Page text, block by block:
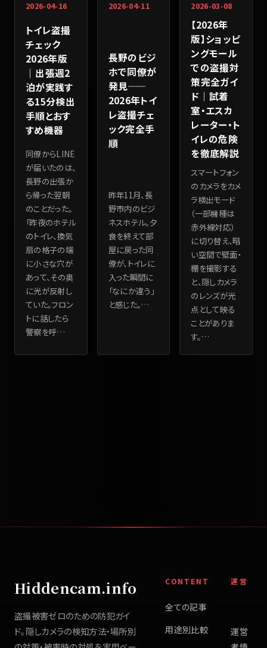
2026-04-16
トイレ盗撮
チェック
2026年版
｜出張週2
泊が実践す
る15分検出
手順とおす
すめ機器
同僚からLINE
が届いたのは、
長野の出張か
ら帰った翌朝
のことだった。
「昨夜のホテル
のトイレ、換気
扇の格子の端
に小さな穴が
あって、その奥
に光が反射し
ていた。フロン
トに話したら
警察を呼…
2026-04-11
長野のビジ
ホで同僚が
発見——
2026年トイ
レ盗撮チェ
ック完全手
順
昨年11月、長
野市内のビジ
ネスホテル。夕
食を終えて部
屋に戻った同
僚が、トイレに
入った瞬間に
「なにか違う」
と感じた。…
2026-03-08
【2026年
版】ショッピ
ングモール
での盗撮対
策完全ガイ
ド｜試着
室・エスカ
レーター・ト
イレの危険
を徹底解説
スマートフォン
のカメラをカメ
ラ検出モード
（一部機種は
赤外線対応）
に切り替え、暗
い空間で壁面・
棚を撮影する
と、隠しカメラ
のレンズが光
点として映る
ことがありま
す。…
Hiddencam.info
盗撮被害ゼロのための防犯ガイ
ド。隠しカメラの検知方法・場所別
CONTENT
全ての記事
用途別比較
運営
運営